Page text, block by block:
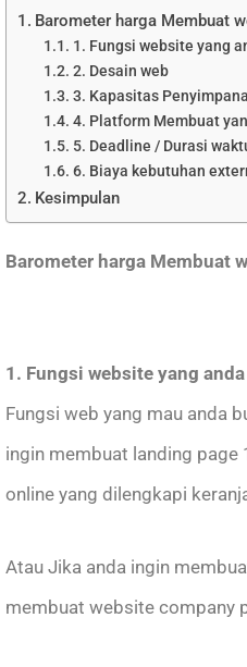
Barometer harga Membuat
1. Fungsi website yang
2. Desain web
3. Kapasitas
4. Platform Membuat
5. Deadline / Durasi
6. Biaya kebutuhan
Kesimpulan
Barometer harga Membuat
1. Fungsi website yang
Fungsi web yang mau anda
ingin membuat landing page
online yang dilengkapi
Atau Jika anda ingin
membuat website company